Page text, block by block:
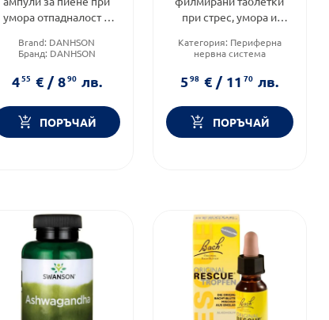
умора отпадналост и
Brand: DANHSON
Бранд: DANHSON
455 € / 890 лв.
ПОРЪЧАЙ
при стрес, умора и
Категория: Периферна
нервна система
Форма на продукта:
таблетки
598 € / 1170 лв.
ПОРЪЧАЙ